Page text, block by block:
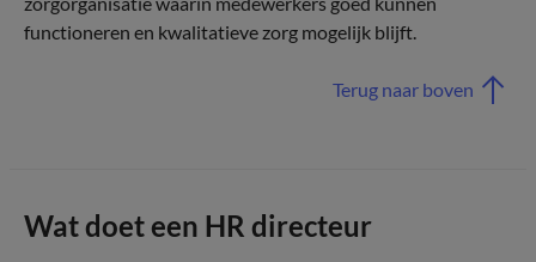
functioneren en kwalitatieve zorg mogelijk blijft.
Terug naar boven
Wat doet een HR directeur